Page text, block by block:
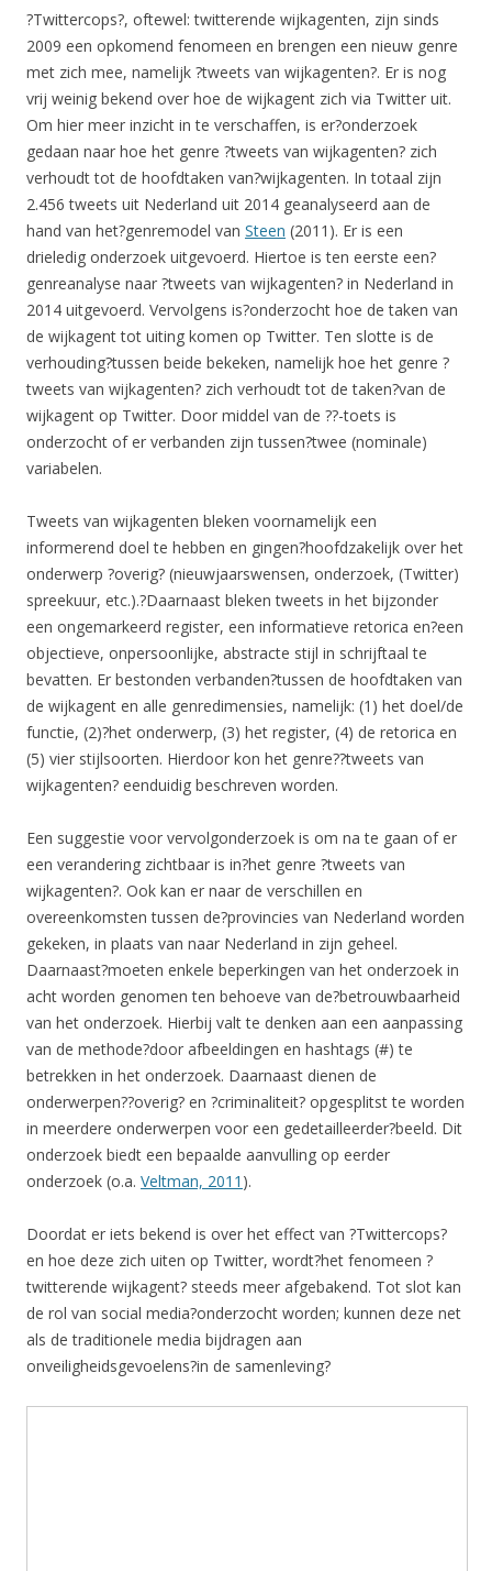
?Twittercops?, oftewel: twitterende wijkagenten, zijn sinds
2009 een opkomend fenomeen en brengen een nieuw genre
met zich mee, namelijk ?tweets van wijkagenten?. Er is nog
vrij weinig bekend over hoe de wijkagent zich via Twitter uit.
Om hier meer inzicht in te verschaffen, is er?onderzoek
gedaan naar hoe het genre ?tweets van wijkagenten? zich
verhoudt tot de hoofdtaken van?wijkagenten. In totaal zijn
2.456 tweets uit Nederland uit 2014 geanalyseerd aan de
hand van het?genremodel van Steen (2011). Er is een
drieledig onderzoek uitgevoerd. Hiertoe is ten eerste een?
genreanalyse naar ?tweets van wijkagenten? in Nederland in
2014 uitgevoerd. Vervolgens is?onderzocht hoe de taken van
de wijkagent tot uiting komen op Twitter. Ten slotte is de
verhouding?tussen beide bekeken, namelijk hoe het genre ?
tweets van wijkagenten? zich verhoudt tot de taken?van de
wijkagent op Twitter. Door middel van de ??-toets is
onderzocht of er verbanden zijn tussen?twee (nominale)
variabelen.
Tweets van wijkagenten bleken voornamelijk een
informerend doel te hebben en gingen?hoofdzakelijk over het
onderwerp ?overig? (nieuwjaarswensen, onderzoek, (Twitter)
spreekuur, etc.).?Daarnaast bleken tweets in het bijzonder
een ongemarkeerd register, een informatieve retorica en?een
objectieve, onpersoonlijke, abstracte stijl in schrijftaal te
bevatten. Er bestonden verbanden?tussen de hoofdtaken van
de wijkagent en alle genredimensies, namelijk: (1) het doel/de
functie, (2)?het onderwerp, (3) het register, (4) de retorica en
(5) vier stijlsoorten. Hierdoor kon het genre??tweets van
wijkagenten? eenduidig beschreven worden.
Een suggestie voor vervolgonderzoek is om na te gaan of er
een verandering zichtbaar is in?het genre ?tweets van
wijkagenten?. Ook kan er naar de verschillen en
overeenkomsten tussen de?provincies van Nederland worden
gekeken, in plaats van naar Nederland in zijn geheel.
Daarnaast?moeten enkele beperkingen van het onderzoek in
acht worden genomen ten behoeve van de?betrouwbaarheid
van het onderzoek. Hierbij valt te denken aan een aanpassing
van de methode?door afbeeldingen en hashtags (#) te
betrekken in het onderzoek. Daarnaast dienen de
onderwerpen??overig? en ?criminaliteit? opgesplitst te worden
in meerdere onderwerpen voor een gedetailleerder?beeld. Dit
onderzoek biedt een bepaalde aanvulling op eerder
onderzoek (o.a. Veltman, 2011 ).
Doordat er iets bekend is over het effect van ?Twittercops?
en hoe deze zich uiten op Twitter, wordt?het fenomeen ?
twitterende wijkagent? steeds meer afgebakend. Tot slot kan
de rol van social media?onderzocht worden; kunnen deze net
als de traditionele media bijdragen aan
onveiligheidsgevoelens?in de samenleving?